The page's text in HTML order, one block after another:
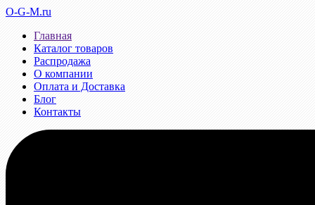
O-G-M.ru
Главная
Каталог товаров
Распродажа
О компании
Оплата и Доставка
Блог
Контакты